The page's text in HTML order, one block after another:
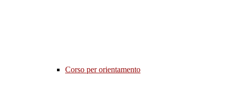
Corso per orientamento